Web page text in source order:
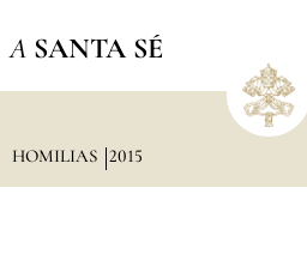
A SANTA SÉ
HOMILIAS 2015